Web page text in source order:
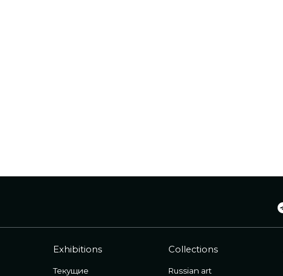
Exhibitions
Текущие
Collections
Russian art